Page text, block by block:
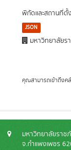
พิกัดและสถานที่ตั้
JSON
มหาวิทยาลัยร
คุณสามารถเข้าถึงค
มหาวิทยาลัยราช
จ.กำแพงเพชร